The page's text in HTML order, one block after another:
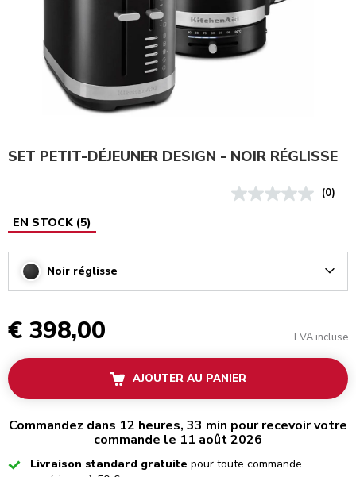
SET PETIT-DÉJEUNER DESIGN - NOIR RÉGLISSE
(0)
EN STOCK (5)
Noir réglisse
€ 398,00 TVA incluse
AJOUTER AU PANIER
Commandez dans 12 heures, 33 min pour recevoir votre
commande le 11 août 2026
CheckedLivraison standard gratuite pour toute commande